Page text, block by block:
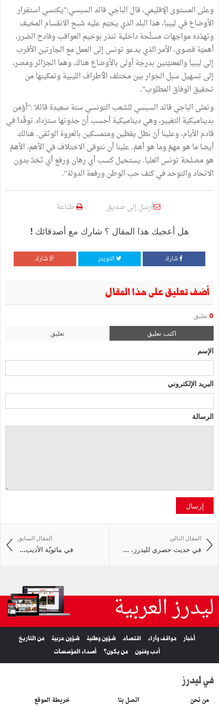
وعلى المستوى الإقليمي، قال الباجي قائد السبسي:"يكتسي استقرار
الأوضاع في ليبيا، هذا البلد الذي يخيّم عليه شبح الانقسام المخيف
وتهدّده مواجهات مسلّحة داخلية تنذر بوخيم العواقب وفادح الضرر،
أهميّة قصوى، الأمر الذي يدعو تونس إلى العمل مع الجارتين الأقرب
إلى ليبيا والمعنيّتين بدرجة أولى بالأوضاع هناك، وهما الجزائر ومصر،
إلى تسهيل سبل الحِوار بين مختلف الٲطراف الليبية وتمكينها من
تحقيق الوفاق المطلوب".
وتمنّى الباجي قائد السبسي للشعب التونسي سنة سعيدة قائلا :"أؤمن
بديناميكية التغيير، وهي ديناميكية أحسب أنّ جذوتها ستزداد توقّدا في
قادم الأيام، وعلينا أنّ نظل يقظين ومتمسكين بالعروة الوثقى. هنالك
أيضا ما هو مهمّ وما هو أهمّ. علينا أن نتوقى الاختلاف في الأهم. الأهمّ
هو مصلحة تونس العليا. يستحيل كسب أي رهان ورفع أي تَحَدّ بدون
الاتحاد والتوحد في كنف حب الوطن ورفعة الدولة".
أرسل إلى صديق طباعة
هل أعجبك هذا المقال ؟ شارك مع أصدقائك !
شارك التويتر شارك
أضف تعليق على هذا المقال
0 تعليق
اكتب تعليق تعليق
الإسم
البريد الإلكتروني
الرسالة
إرسال
المقال السابق
في‭ ‬مائويّة‭ ‬الأديب‭ ...
المقال التالي
في حديث حصري لليدرز، ...
ليدرز العربية
أخبار مواقف وآراء اقتصاد شؤون وطنية شؤون عربية
من التاريخ
أدب وفنون
من يكون؟ أصداء المؤسسات
في ليدرز
من نحن اتصل بنا خريطة الموقع